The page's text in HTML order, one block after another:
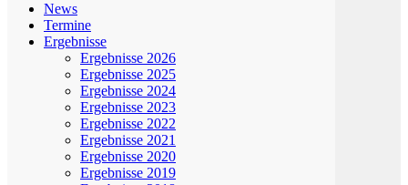
News
Termine
Ergebnisse
Ergebnisse 2026
Ergebnisse 2025
Ergebnisse 2024
Ergebnisse 2023
Ergebnisse 2022
Ergebnisse 2021
Ergebnisse 2020
Ergebnisse 2019